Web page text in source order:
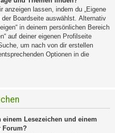
anzeigen lassen, indem du „Eigene
Boardseite auswählst. Alternativ
in deinem persönlichen Bereich
auf deiner eigenen Profilseite
um nach von dir erstellen
Optionen in die
Lesezeichen und einem
Forum?